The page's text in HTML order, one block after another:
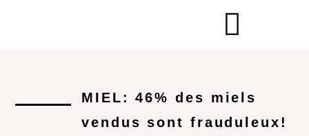
MIEL: 46% des miels
vendus sont frauduleux!